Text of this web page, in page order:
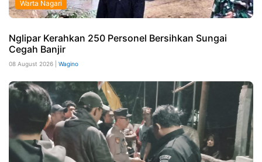
Warta Nagari
Nglipar Kerahkan 250 Personel Bersihkan Sungai
Cegah Banjir
08 August 2026 | Wagino